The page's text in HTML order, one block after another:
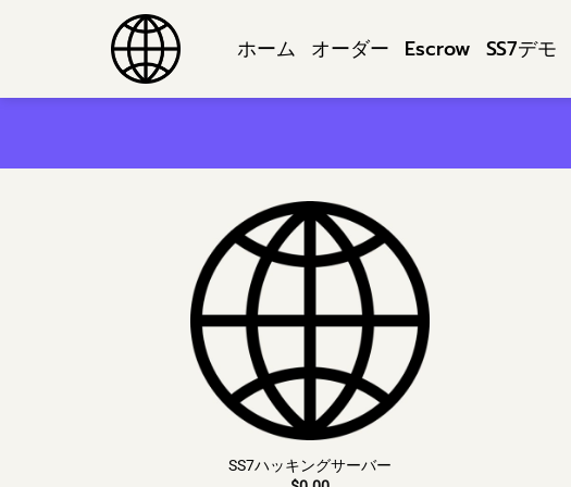
ン
ス
ホーム オーダー Escrow SS7デモ
SS7ハッキングサーバー